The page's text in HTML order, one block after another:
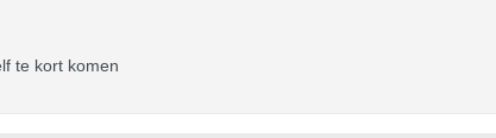
te kort komen